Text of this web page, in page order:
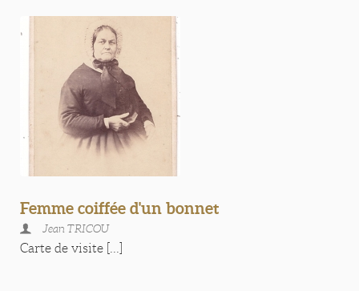
Femme coiffée d'un bonnet
Jean TRICOU
Carte de visite [...]